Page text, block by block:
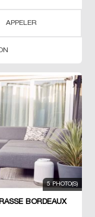
APPELER
5 PHOTO(S)
BORDEAUX